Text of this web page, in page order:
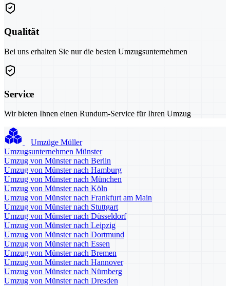
Qualität
Bei uns erhalten Sie nur die besten Umzugsunternehmen
Service
Wir bieten Ihnen einen Rundum-Service für Ihren Umzug
Umzüge Müller
Umzugsunternehmen Münster
Umzug von Münster nach Berlin
Umzug von Münster nach Hamburg
Umzug von Münster nach München
Umzug von Münster nach Köln
Umzug von Münster nach Frankfurt am Main
Umzug von Münster nach Stuttgart
Umzug von Münster nach Düsseldorf
Umzug von Münster nach Leipzig
Umzug von Münster nach Dortmund
Umzug von Münster nach Essen
Umzug von Münster nach Bremen
Umzug von Münster nach Hannover
Umzug von Münster nach Nürnberg
Umzug von Münster nach Dresden